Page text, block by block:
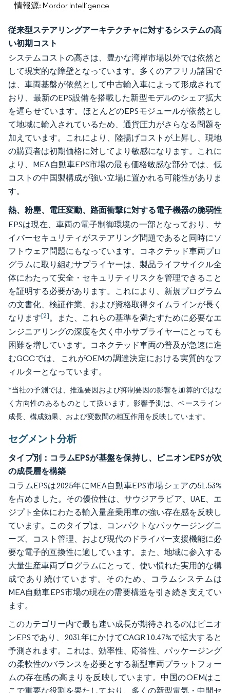
情報源: Mordor Intelligence
従来型ステアリングアーキテクチャに対するシステムの高
い初期コスト
システムコストの高さは、豊かな湾岸市場以外では依然と
して現実的な障壁となっています。多くのアフリカ諸国で
は、車両基盤が依然として中古輸入車によって形成されて
おり、最新のEPS設備を搭載した新型モデルのシェア拡大
を遅らせています。ほとんどのEPSモジュールが依然とし
て地域に輸入されているため、通貨圧力がさらなる問題を
加えています。これにより、陸揚げコストが上昇し、現地
の購買者は初期価格に対してより敏感になります。これに
より、MEA自動車EPS市場の最も価格敏感な部分では、低
コストの中国製構成が強い立場に置かれる可能性がありま
す。
熱、粉塵、電圧変動、路面衝撃に対する電子機器の脆弱性
EPSは現在、車両の電子制御環境の一部となっており、サ
イバーセキュリティがステアリング問題であると同時にソ
フトウェア問題にもなっています。コネクテッド車両プロ
グラムに取り組むサプライヤーは、製品ライフサイクル全
体にわたって安全・セキュリティリスクを管理できること
を証明する必要があります。これにより、新規プログラム
の文書化、検証作業、および資格取得タイムラインが長く
なります[2]。また、これらの基準を満たすために必要なエ
ンジニアリングの深度を欠く中小サプライヤーにとっても
困難を増しています。コネクテッド車両の普及が急速に進
むGCCでは、これがOEMの調達決定における実質的なフ
ィルターとなっています。
*当社の予測では、推進要因および抑制要因の影響を加算的ではな
く方向性のあるものとして扱います。影響予測は、ベースライン
成長、構成効果、および変数間の相互作用を反映しています。
セグメント分析
タイプ別：コラムEPSが基盤を保持し、ピニオンEPSが次
の成長層を構築
コラムEPSは2025年にMEA自動車EPS市場シェアの51.53%
を占めました。その優位性は、サウジアラビア、UAE、エ
ジプト全体にわたる輸入量産乗用車の強い存在感を反映し
ています。このタイプは、コンパクトなパッケージングニ
ーズ、コスト管理、および現代のドライバー支援機能に必
要な電子的互換性に適しています。また、地域に参入する
大量生産車両プログラムにとって、使い慣れた実用的な構
成であり続けています。そのため、コラムシステムは
MEA自動車EPS市場の現在の需要構造を引き続き支えてい
ます。
このカテゴリー内で最も速い成長が期待されるのはピニオ
ンEPSであり、2031年にかけてCAGR 10.47%で拡大すると
予測されます。これは、効率性、応答性、パッケージング
の柔軟性のバランスを必要とする新型車両プラットフォー
ムの存在感の高まりを反映しています。中国のOEMはこ
こで重要な役割を果たしており、多くの新型電気・中間セ